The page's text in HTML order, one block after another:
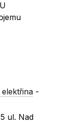
elektřina -
ul. Nad